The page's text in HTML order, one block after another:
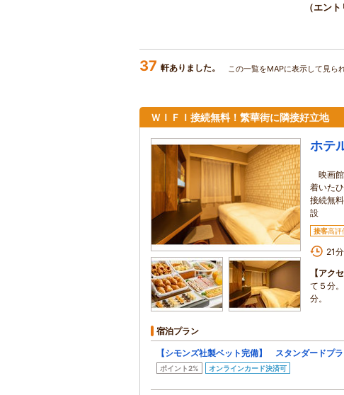
（エン
37 軒ありました。 この一覧をMAPに表示して見られ
ＷＩＦＩ接続無料！繁華街に隣接好立地
ホテ
映画館
着いた
接続無
設
接客高評
21
【アク
て５分
分。
宿泊プラン
【シモンズ社製ベット完備】 スタンダードプラ
ポイント2% オンラインカード決済可